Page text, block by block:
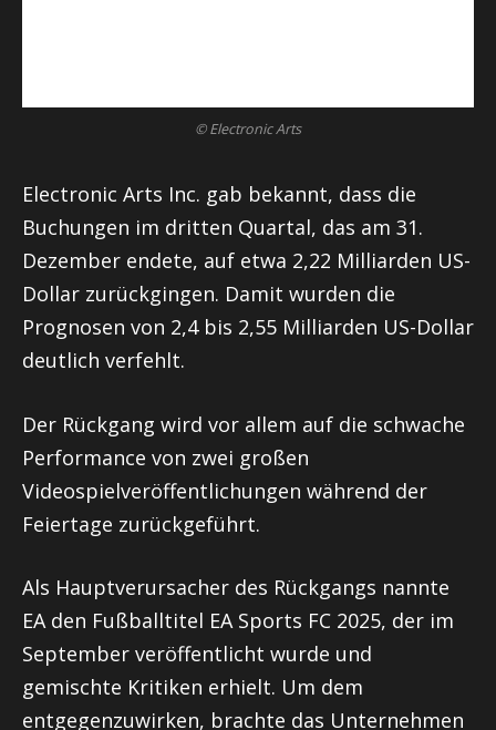
© Electronic Arts
Electronic Arts Inc. gab bekannt, dass die
Buchungen im dritten Quartal, das am 31.
Dezember endete, auf etwa 2,22 Milliarden US-
Dollar zurückgingen. Damit wurden die
Prognosen von 2,4 bis 2,55 Milliarden US-Dollar
deutlich verfehlt.
Der Rückgang wird vor allem auf die schwache
Performance von zwei großen
Videospielveröffentlichungen während der
Feiertage zurückgeführt.
Als Hauptverursacher des Rückgangs nannte
EA den Fußballtitel EA Sports FC 2025, der im
September veröffentlicht wurde und
gemischte Kritiken erhielt. Um dem
entgegenzuwirken, brachte das Unternehmen